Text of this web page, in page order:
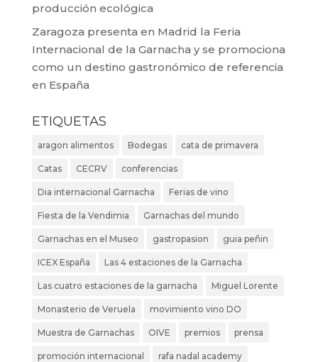
producción ecológica
Zaragoza presenta en Madrid la Feria
Internacional de la Garnacha y se promociona
como un destino gastronómico de referencia
en España
ETIQUETAS
aragon alimentos Bodegas cata de primavera
Catas CECRV conferencias
Dia internacional Garnacha Ferias de vino
Fiesta de la Vendimia Garnachas del mundo
Garnachas en el Museo gastropasion guia peñin
ICEX España Las 4 estaciones de la Garnacha
Las cuatro estaciones de la garnacha Miguel Lorente
Monasterio de Veruela movimiento vino DO
Muestra de Garnachas OIVE premios prensa
promoción internacional rafa nadal academy